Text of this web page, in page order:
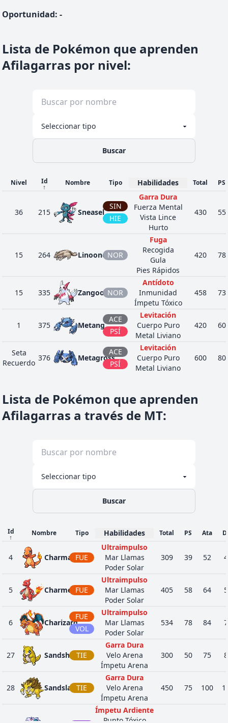
Oportunidad: -
Lista de Pokémon que aprenden
Afilagarras por nivel:
Buscar
Nivel Id
↑
Nombre Tipo Habilidades Total PS
36 215 Sneasel
SIN
HIE
Garra Dura
Fuerza Mental
Vista Lince
Hurto
430 55
15 264 Linoone NOR
Fuga
Recogida
Gula
Pies Rápidos
420 78
15 335 ZangooseNOR
Antídoto
Inmunidad
Ímpetu Tóxico
458 73
1 375 Metang
ACE
PSÍ
Levitación
Cuerpo Puro
Metal Liviano
420 60
Seta
Recuerdo
376 Metagross
ACE
PSÍ
Levitación
Cuerpo Puro
Metal Liviano
600 80
48 431 GlameowNOR
Ritmo Propio
Vista Lince
310
Intimidación
BIC
Drapion
VEN
SIN
Armadura
Francotirador
Vista Lince
36 461 Weavile
SIN
HIE
Garra Dura
Presión
Hurto
24 509 Purrloin SIN
Recogida
Flexibilidad
Liviano
Bromista
281 41
510 Liepard SIN
Recogida
Flexibilidad
Liviano
Bromista
Drilbur TIE
Chorro Arena
Ímpetu Arena
Poder Arena
Rompemoldes
Lista de Pokémon que aprenden
Afilagarras a través de MT:
Buscar
Id
↑
Nombre Tipo Habilidades Total PS Ata
4 Charmander
FUE
Ultraimpulso
Mar Llamas
Poder Solar
309 39 52
5 Charmeleon
FUE
Ultraimpulso
Mar Llamas
Poder Solar
405 58 64
6 Charizard
FUE
VOL
Ultraimpulso
Mar Llamas
Poder Solar
534 78 84
27 Sandshrew
TIE
Garra Dura
Velo Arena
Ímpetu Arena
300 50 75
28 SandslashTIE
Garra Dura
Velo Arena
Ímpetu Arena
450 75 100
Ímpetu Ardiente
Punto Tóxico